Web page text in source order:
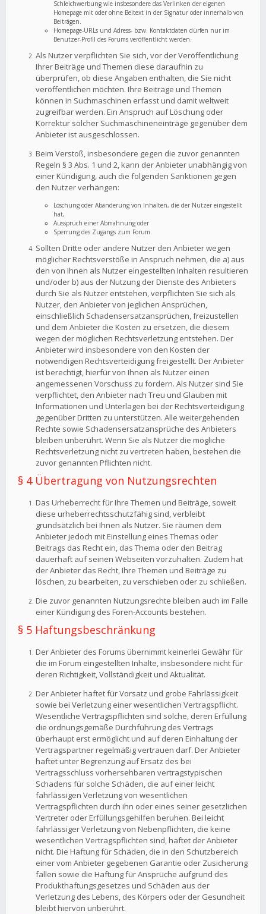
Schleichwerbung wie insbesondere das Verlinken der eigenen
Homepage mit oder ohne Beitext in der Signatur oder innerhalb von
Beiträgen.
Homepage-URLs und Adress- bzw. Kontaktdaten dürfen nur im
Benutzer-Profil des Forums veröffentlicht werden.
Als Nutzer verpflichten Sie sich, vor der Veröffentlichung
Ihrer Beiträge und Themen diese daraufhin zu
überprüfen, ob diese Angaben enthalten, die Sie nicht
veröffentlichen möchten. Ihre Beiträge und Themen
können in Suchmaschinen erfasst und damit weltweit
zugreifbar werden. Ein Anspruch auf Löschung oder
Korrektur solcher Suchmaschineneinträge gegenüber dem
Anbieter ist ausgeschlossen.
Beim Verstoß, insbesondere gegen die zuvor genannten
Regeln § 3 Abs. 1 und 2, kann der Anbieter unabhängig von
einer Kündigung, auch die folgenden Sanktionen gegen
den Nutzer verhängen:
Löschung oder Abänderung von Inhalten, die der Nutzer eingestellt
hat,
Ausspruch einer Abmahnung oder
Sperrung des Zugangs zum Forum.
Sollten Dritte oder andere Nutzer den Anbieter wegen
möglicher Rechtsverstöße in Anspruch nehmen, die a) aus
den von Ihnen als Nutzer eingestellten Inhalten resultieren
und/oder b) aus der Nutzung der Dienste des Anbieters
durch Sie als Nutzer entstehen, verpflichten Sie sich als
Nutzer, den Anbieter von jeglichen Ansprüchen,
einschließlich Schadensersatzansprüchen, freizustellen
und dem Anbieter die Kosten zu ersetzen, die diesem
wegen der möglichen Rechtsverletzung entstehen. Der
Anbieter wird insbesondere von den Kosten der
notwendigen Rechtsverteidigung freigestellt. Der Anbieter
ist berechtigt, hierfür von Ihnen als Nutzer einen
angemessenen Vorschuss zu fordern. Als Nutzer sind Sie
verpflichtet, den Anbieter nach Treu und Glauben mit
Informationen und Unterlagen bei der Rechtsverteidigung
gegenüber Dritten zu unterstützen. Alle weitergehenden
Rechte sowie Schadensersatzansprüche des Anbieters
bleiben unberührt. Wenn Sie als Nutzer die mögliche
Rechtsverletzung nicht zu vertreten haben, bestehen die
zuvor genannten Pflichten nicht.
§ 4 Übertragung von Nutzungsrechten
Das Urheberrecht für Ihre Themen und Beiträge, soweit
diese urheberrechtsschutzfähig sind, verbleibt
grundsätzlich bei Ihnen als Nutzer. Sie räumen dem
Anbieter jedoch mit Einstellung eines Themas oder
Beitrags das Recht ein, das Thema oder den Beitrag
dauerhaft auf seinen Webseiten vorzuhalten. Zudem hat
der Anbieter das Recht, Ihre Themen und Beiträge zu
löschen, zu bearbeiten, zu verschieben oder zu schließen.
Die zuvor genannten Nutzungsrechte bleiben auch im Falle
einer Kündigung des Foren-Accounts bestehen.
§ 5 Haftungsbeschränkung
Der Anbieter des Forums übernimmt keinerlei Gewähr für
die im Forum eingestellten Inhalte, insbesondere nicht für
deren Richtigkeit, Vollständigkeit und Aktualität.
Der Anbieter haftet für Vorsatz und grobe Fahrlässigkeit
sowie bei Verletzung einer wesentlichen Vertragspflicht.
Wesentliche Vertragspflichten sind solche, deren Erfüllung
die ordnungsgemäße Durchführung des Vertrags
überhaupt erst ermöglicht und auf deren Einhaltung der
Vertragspartner regelmäßig vertrauen darf. Der Anbieter
haftet unter Begrenzung auf Ersatz des bei
Vertragsschluss vorhersehbaren vertragstypischen
Schadens für solche Schäden, die auf einer leicht
fahrlässigen Verletzung von wesentlichen
Vertragspflichten durch ihn oder eines seiner gesetzlichen
Vertreter oder Erfüllungsgehilfen beruhen. Bei leicht
fahrlässiger Verletzung von Nebenpflichten, die keine
wesentlichen Vertragspflichten sind, haftet der Anbieter
nicht. Die Haftung für Schäden, die in den Schutzbereich
einer vom Anbieter gegebenen Garantie oder Zusicherung
fallen sowie die Haftung für Ansprüche aufgrund des
Produkthaftungsgesetzes und Schäden aus der
Verletzung des Lebens, des Körpers oder der Gesundheit
bleibt hiervon unberührt.